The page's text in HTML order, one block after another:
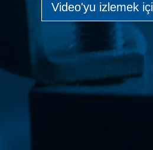
Video'yu izlemek